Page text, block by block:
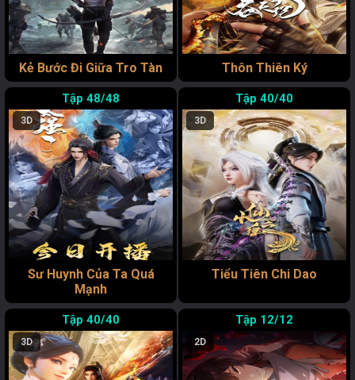
Kẻ Bước Đi Giữa Tro Tàn Thôn Thiên Ký
48/48
3D
Sư Huynh Của Ta Quá
Mạnh
40/40
3D
Tiểu Tiên Chi Dao
40/40
3D
12/12
2D